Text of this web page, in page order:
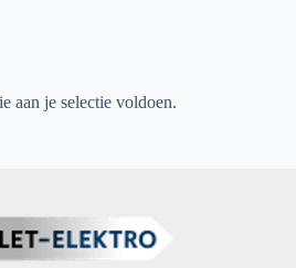
aan je selectie voldoen.